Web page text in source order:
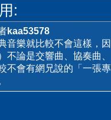
:
kaa53578
音樂就比較不會這樣，
不論是交響曲、協奏曲
不會有網兄說的「一張